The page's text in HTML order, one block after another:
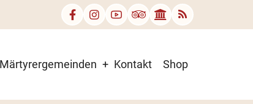
Märtyrergemeinden Kontakt Shop